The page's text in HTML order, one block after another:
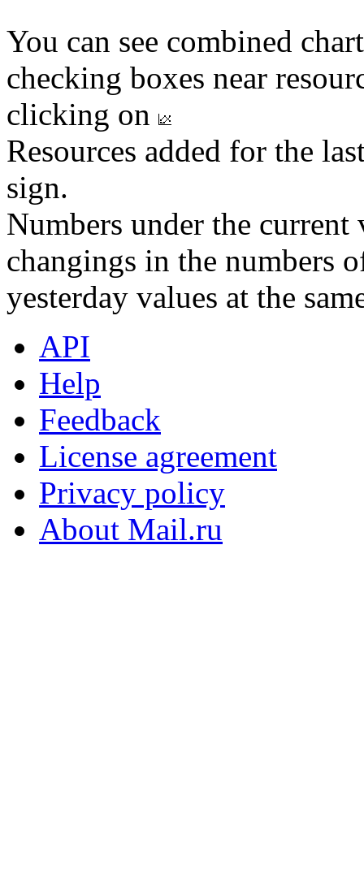
You can see combined
checking boxes near
clicking on
Resources added for the
sign.
Numbers under the
changings in the numbers
yesterday values at the
API
Help
Feedback
License agreement
Privacy policy
About Mail.ru